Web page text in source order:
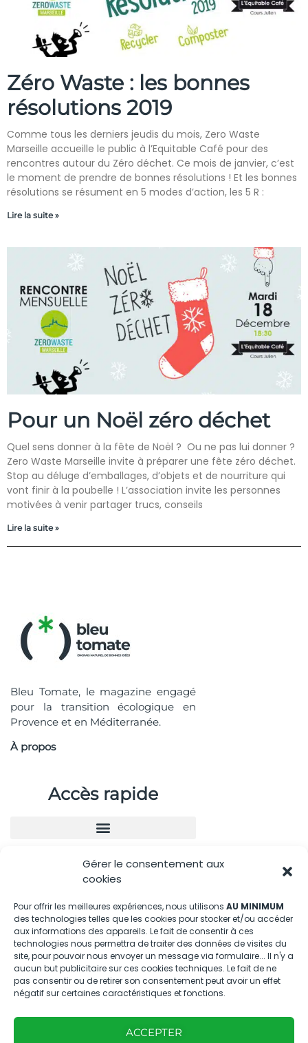
Gérer le consentement aux
cookies
Pour offrir les meilleures expériences, nous utilisons AU MINIMUM
des technologies telles que les cookies pour stocker et/ou accéder
aux informations des appareils. Le fait de consentir à ces
technologies nous permettra de traiter des données de visites du
site, pour pouvoir nous envoyer un message via formulaire... Il n'y a
aucun but publicitaire sur ces cookies techniques. Le fait de ne
pas consentir ou de retirer son consentement peut avoir un effet
négatif sur certaines caractéristiques et fonctions.
ACCEPTER
Zéro Waste : les bonnes
résolutions 2019
Comme tous les derniers jeudis du mois, Zero Waste
Marseille accueille le public à l’Equitable Café pour des
rencontres autour du Zéro déchet. Ce mois de janvier, c’est
le moment de prendre de bonnes résolutions ! Et les bonnes
résolutions se résument en 5 modes d’action, les 5 R :
Lire la suite »
Pour un Noël zéro déchet
Quel sens donner à la fête de Noël ? Ou ne pas lui donner ?
Zero Waste Marseille invite à préparer une fête zéro déchet.
Stop au déluge d’emballages, d’objets et de nourriture qui
vont finir à la poubelle ! L’association invite les personnes
motivées à venir partager trucs, conseils
Lire la suite »
Bleu Tomate, le magazine engagé
pour la transition écologique en
Provence et en Méditerranée.
À propos
Accès rapide
Nous contacter
04.88.08.75.28
contactBT@bleu-tomate.fr
Kit média
Kit média Bleu Tomate
Nous suivre